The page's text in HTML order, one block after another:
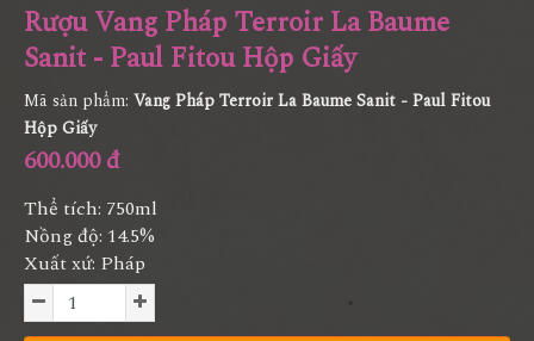
Rượu Vang Pháp Terroir La Baume
Sanit - Paul Fitou Hộp Giấy
Mã sản phẩm: Vang Pháp Terroir La Baume Sanit - Paul Fitou
Hộp Giấy
600.000 đ
Thể tích: 750ml
Nồng độ: 14.5%
Xuất xứ: Pháp